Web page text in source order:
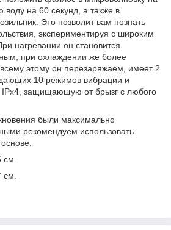
на 60 секунд, а также в
Это позволит вам познать
экспериментируя с широким
нагревании он становится
при охлаждении же более
этому он перезаряжаем, имеет 2
10 режимов вибрации и
IPx4, защищающую от брызг с любого
были максимально
рекомендуем использовать